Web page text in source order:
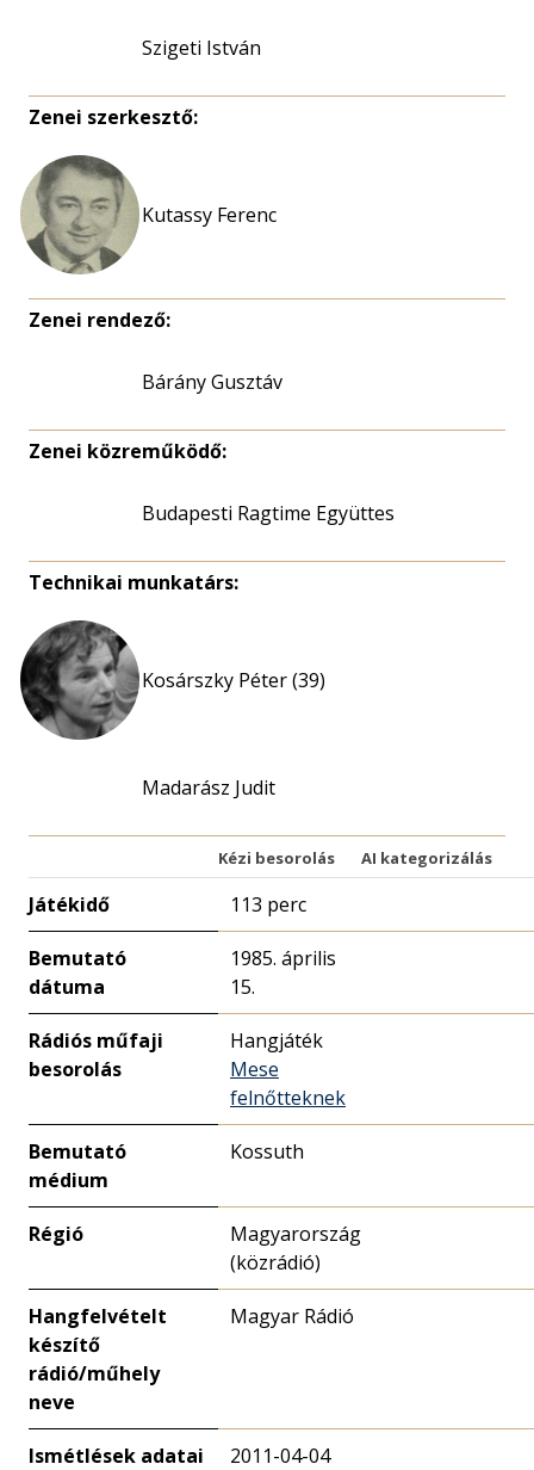
Szigeti István
Zenei szerkesztő:
Kutassy Ferenc
Zenei rendező:
Bárány Gusztáv
Zenei közreműködő:
Budapesti Ragtime Együttes
Technikai munkatárs:
Kosárszky Péter (39)
Madarász Judit
Kézi besorolás AI kategorizálás
Játékidő 113 perc
Bemutató
dátuma
1985. április
15.
Rádiós műfaji
besorolás
Hangjáték
Mese
felnőtteknek
Bemutató
médium
Kossuth
Régió
Magyarország
(közrádió)
Hangfelvételt
készítő
rádió/műhely
neve
Magyar Rádió
Ismétlések adatai 2011-04-04